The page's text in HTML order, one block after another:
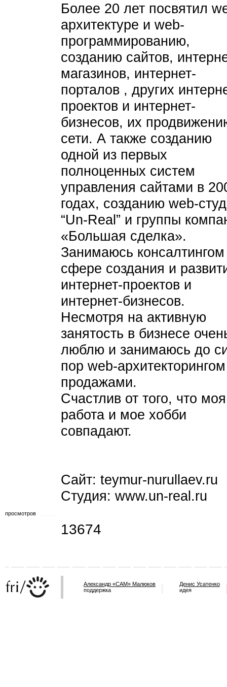
Более 20 лет посвятил
архитектуре и web-
программированию,
созданию сайтов,
магазинов, интернет-
порталов , других
проектов и интернет-
бизнесов, их
сети. А также созданию
одной из первых
полноценных систем
управления сайтами в
годах, созданию web-
“Un-Real” и группы
«Большая сделка».
Занимаюсь
сфере создания и
интернет-проектов и
интернет-бизнесов.
Несмотря на активную
занятость в бизнесе
люблю и занимаюсь до
пор web-
продажами.
Счастлив от того, что моя
работа и мое хобби
совпадают.
Сайт: teymur-nurullaev.ru
Студия: www.un-real.ru
просмотров
13674
Александр «САМ» Малюков
поддержка
Денис Усатенко
идея